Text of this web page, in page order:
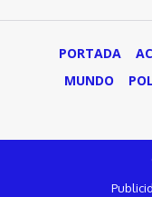
PORTADA
MUNDO